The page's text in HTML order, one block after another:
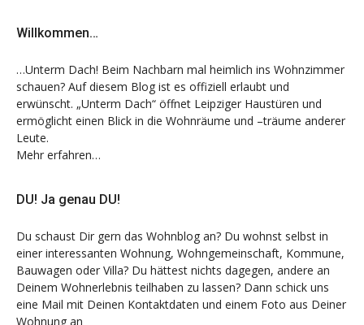
Willkommen…
…Unterm Dach! Beim Nachbarn mal heimlich ins Wohnzimmer
schauen? Auf diesem Blog ist es offiziell erlaubt und
erwünscht. „Unterm Dach“ öffnet Leipziger Haustüren und
ermöglicht einen Blick in die Wohnräume und –träume anderer
Leute.
Mehr erfahren…
DU! Ja genau DU!
Du schaust Dir gern das Wohnblog an? Du wohnst selbst in
einer interessanten Wohnung, Wohngemeinschaft, Kommune,
Bauwagen oder Villa? Du hättest nichts dagegen, andere an
Deinem Wohnerlebnis teilhaben zu lassen? Dann schick uns
eine Mail mit Deinen Kontaktdaten und einem Foto aus Deiner
Wohnung an